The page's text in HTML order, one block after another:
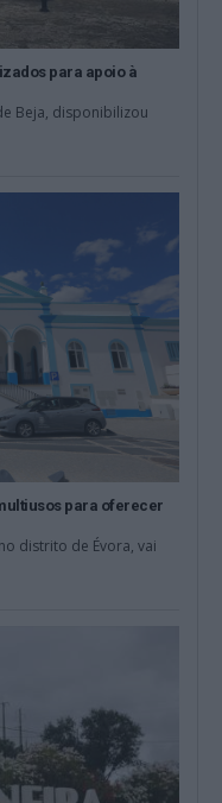
para apoio à
Beja, disponibilizou
para oferecer
distrito de Évora, vai